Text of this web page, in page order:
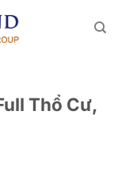
Thổ Cư,